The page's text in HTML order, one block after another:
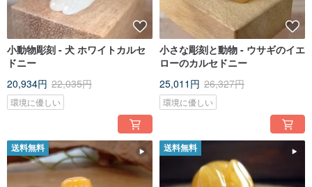
小動物彫刻 - 犬 ホワイトカルセ
ドニー
20,934円 22,035円
環境に優しい
小さな彫刻と動物 - ウサギのイエ
ローのカルセドニー
25,011円 26,327円
環境に優しい
送料無料 送料無料